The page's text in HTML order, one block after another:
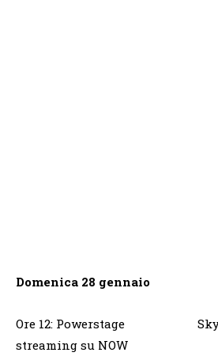
Domenica 28 gennaio
Ore 12: Powerstage Sky
streaming su NOW